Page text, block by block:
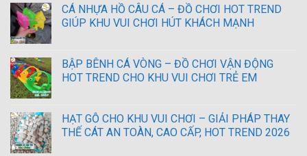
CÁ NHỰA HỒ CÂU CÁ – ĐỒ CHƠI HOT TREND
GIÚP KHU VUI CHƠI HÚT KHÁCH MẠNH
BẬP BÊNH CÁ VÒNG – ĐỒ CHƠI VẬN ĐỘNG
HOT TREND CHO KHU VUI CHƠI TRẺ EM
HẠT GỖ CHO KHU VUI CHƠI – GIẢI PHÁP THAY
THẾ CÁT AN TOÀN, CAO CẤP, HOT TREND 2026